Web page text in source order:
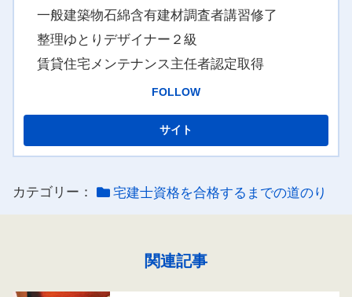
一般建築物石綿含有建材調査者講習修了
整理ゆとりデザイナー２級
賃貸住宅メンテナンス主任者認定取得
FOLLOW
カテゴリー： 宅建士資格を合格するまでの道のり
関連記事